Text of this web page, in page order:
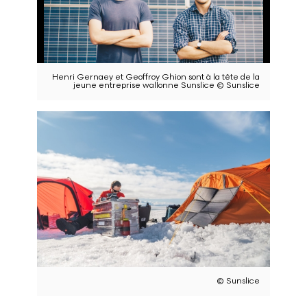
Henri Gernaey et Geoffroy Ghion sont à la tête de la
jeune entreprise wallonne Sunslice © Sunslice
© Sunslice